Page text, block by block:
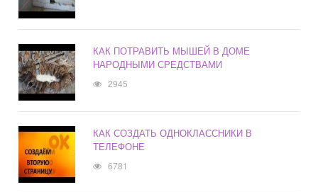
КАК ПОТРАВИТЬ МЫШЕЙ В ДОМЕ
НАРОДНЫМИ СРЕДСТВАМИ
2945
КАК СОЗДАТЬ ОДНОКЛАССНИКИ В
ТЕЛЕФОНЕ
6781